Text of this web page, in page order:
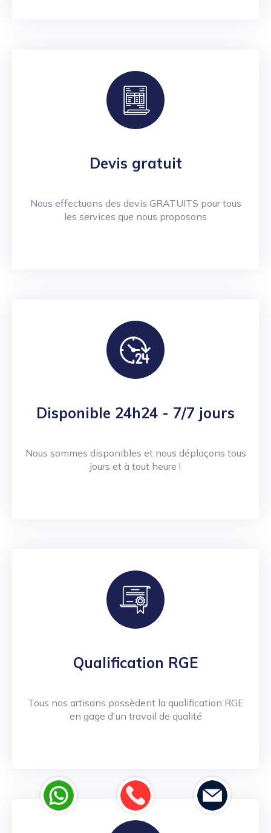
Devis gratuit
Nous effectuons des devis GRATUITS pour tous
les services que nous proposons
Disponible 24h24 - 7/7 jours
Nous sommes disponibles et nous déplaçons tous
jours et à tout heure !
Qualification RGE
Tous nos artisans possèdent la qualification RGE
en gage d'un travail de qualité